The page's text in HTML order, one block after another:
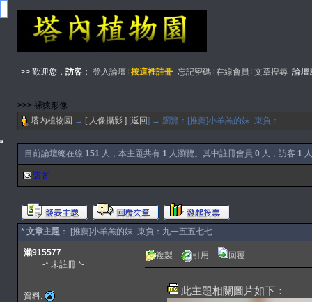
>> 歡迎您， 訪客： 登入論壇 按這裡註冊 忘記密碼 在線會員 文章搜尋 論壇
>>> 裸猿形像
塔內植物園 → [ 人像攝影 ] [返回] → 瀏覽：[推薦]小羊羔的妹 束負： ...
目前論壇總在線 151人，本主題共有 1人瀏覽。其中註冊會員 0 人，訪客 1
訪客
* 文章主題 ： [推薦]小羊羔的妹 束負：九一五五七七
瀨915577
-* 未註冊 *-
資料:
複製 引用 回覆
此主題相關圖片如下：